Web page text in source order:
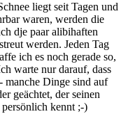
liegt seit Tagen und
waren, werden die
dje paar alibihaften
werden. Jeden Tag
ich es noch gerade so,
warte nur darauf, dass
manche Dinge sind auf
geächtet, der seinen
kennt ;-)